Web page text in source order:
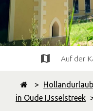
>
in Oude IJsselstreek
Auf der